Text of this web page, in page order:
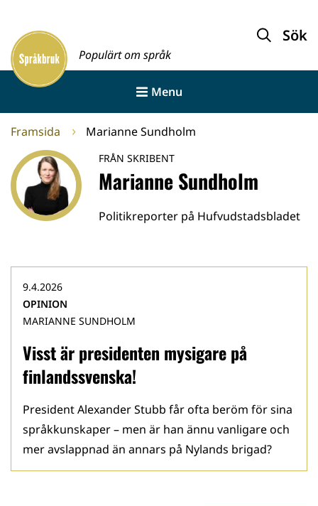
innehållet
Framsida
Populärt om språk
Sök
Menu
Framsida Marianne Sundholm
FRÅN SKRIBENT
Marianne Sundholm
Politikreporter på Hufvudstadsbladet
Visst är presidenten mysigare på
finlandssvenska!
9.4.2026
OPINION
MARIANNE SUNDHOLM
President Alexander Stubb får ofta beröm för sina
språkkunskaper – men är han ännu vanligare och
mer avslappnad än annars på Nylands brigad?